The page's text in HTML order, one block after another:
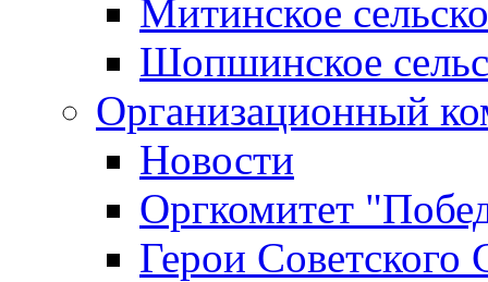
Митинское
Шопшинское
Организационный
Новости
Оргкомитет
Герои Советского